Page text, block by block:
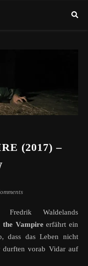
(2017) –
the Vampireerfährt ein
dass das Leben nicht
vorab Vidar auf